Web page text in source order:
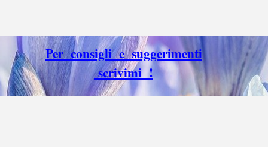
Per consigli e suggerimenti
scrivimi !